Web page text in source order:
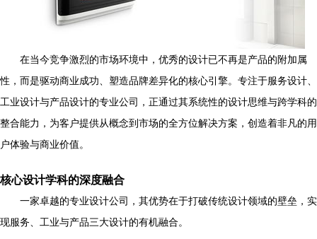
在当今竞争激烈的市场环境中，优秀的设计已不再是产品的附加属
性，而是驱动商业成功、塑造品牌差异化的核心引擎。专注于服务设计、
工业设计与产品设计的专业公司，正通过其系统性的设计思维与跨学科的
整合能力，为客户提供从概念到市场的全方位解决方案，创造着非凡的用
户体验与商业价值。
核心设计学科的深度融合
一家卓越的专业设计公司，其优势在于打破传统设计领域的壁垒，实
现服务、工业与产品三大设计的有机融合。